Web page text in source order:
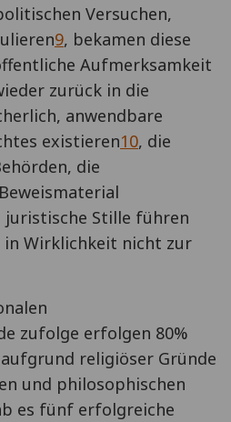
Versuchen,
9, bekamen diese
Aufmerksamkeit
zurück in die
anwendbare
existieren10, die
die
juristische Stille führen
in Wirklichkeit nicht zur
zufolge erfolgen 80%
religiöser Gründe
und philosophischen
es fünf erfolgreiche